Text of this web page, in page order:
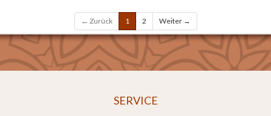
← Zurück 1 2 Weiter →
SERVICE